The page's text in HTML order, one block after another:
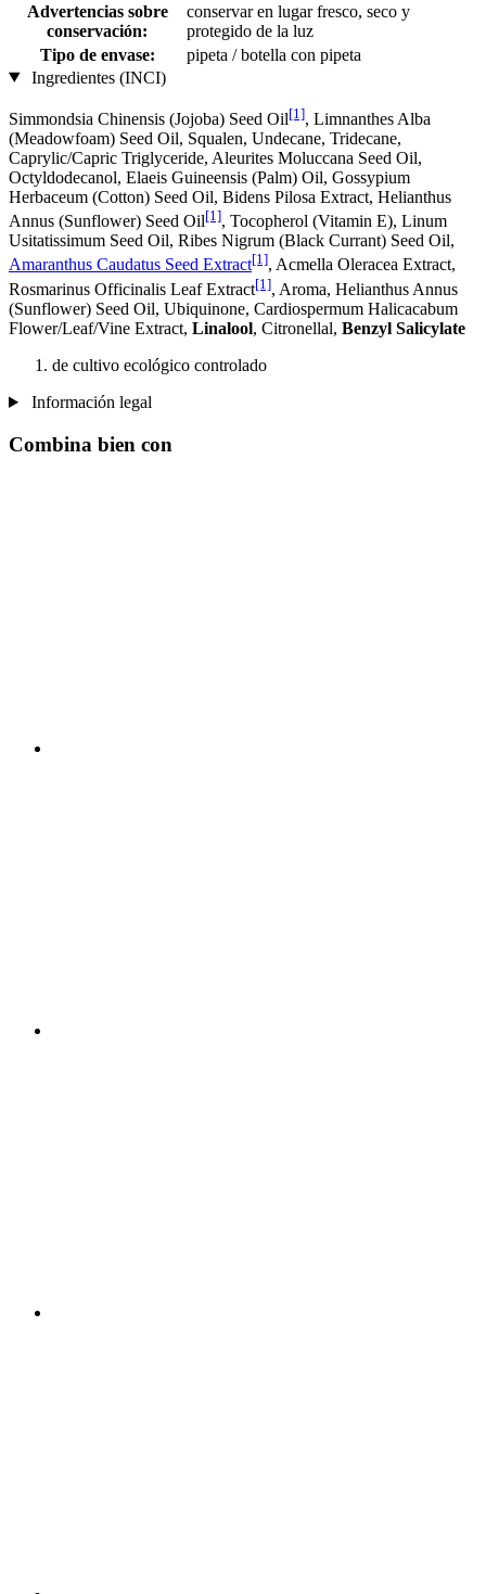
Advertencias sobre
conservación:
conservar en lugar fresco, seco y
protegido de la luz
Tipo de envase:
pipeta / botella con pipeta
Ingredientes (INCI)
Simmondsia Chinensis (Jojoba) Seed Oil[1], Limnanthes Alba
(Meadowfoam) Seed Oil, Squalen, Undecane, Tridecane,
Caprylic/Capric Triglyceride, Aleurites Moluccana Seed Oil,
Octyldodecanol, Elaeis Guineensis (Palm) Oil, Gossypium
Herbaceum (Cotton) Seed Oil, Bidens Pilosa Extract, Helianthus
Annus (Sunflower) Seed Oil[1], Tocopherol (Vitamin E), Linum
Usitatissimum Seed Oil, Ribes Nigrum (Black Currant) Seed Oil,
Amaranthus Caudatus Seed Extract[1], Acmella Oleracea Extract,
Rosmarinus Officinalis Leaf Extract[1], Aroma, Helianthus Annus
(Sunflower) Seed Oil, Ubiquinone, Cardiospermum Halicacabum
Flower/Leaf/Vine Extract, Linalool, Citronellal, Benzyl Salicylate
de cultivo ecológico controlado
Información legal
Combina bien con